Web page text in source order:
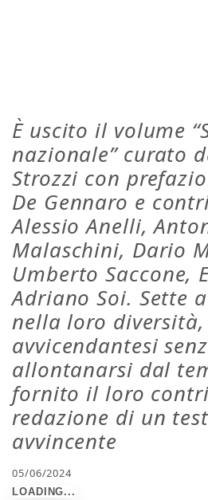
È uscito il volume
nazionale” curato
Strozzi con
De Gennaro e
Alessio Anelli,
Malaschini, Dario
Umberto Saccone,
Adriano Soi. Sette
nella loro diversità,
avvicendantesi
allontanarsi dal
fornito il loro
redazione di un
avvincente
05/06/2024